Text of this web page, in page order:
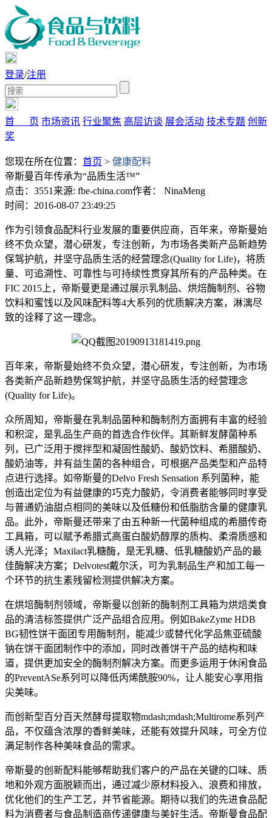
登录/注册
首 页 市场资讯 行业聚焦 高层访谈 展会活动 技术专题 创新
奖
您现在所在位置： 首页 > 健康配料
帝斯曼百年传承为“品质生活™”
点击：3551 来源: fbe-china.com作者： NinaMeng
时间：2016-08-07 23:49:25
作为引领食品配料行业发展的重要供应商，百年来，帝斯曼始
终不负众望，潜心研发，专注创新，为市场各类新产品新趋势
保驾护航，并坚守品质生活的经营理念(Quality for Life)，将质
量、可追溯性、可靠性与可持续性贯穿其所有的产品种类。在
FIC 2015上，帝斯曼更是通过展示乳制品、烘焙酶制剂、谷物
饮料和蜜饯以及风味配料等4大系列的优质解决方案，淋漓尽
致的诠释了这一理念。
百年来，帝斯曼始终不负众望，潜心研发，专注创新，为市场
各类新产品新趋势保驾护航，并坚守品质生活的经营理念
(Quality for Life)。
众所周知，帝斯曼在乳制品菌种和酶制剂方面拥有丰富的经验
和积淀，是乳品生产商的首选合作伙伴。其新鲜发酵菌种系
列，已广泛用于搅拌型和凝固性酸奶、酸奶饮料、希腊酸奶、
酸奶油等，并有益生菌的各种组合，可根据产品类型和产品特
点进行选择。如帝斯曼的Delvo Fresh Sensation 系列菌种，能
创造出定位为有益健康的巧克力酸奶，令消费者能够同时享受
与普通奶油甜点相同的美味以及低糖份和低脂肪含量的健康乳
品。此外，帝斯曼还带来了由五种新一代菌种组成的希腊传奇
工具箱，可以赋予希腊式高蛋白酸奶醇厚的质构、柔滑质感和
诱人光泽；Maxilact乳糖酶，是无乳糖、低乳糖酸奶产品的最
佳酶解决方案；Delvotest戴尔沃，可为乳制品生产和加工每一
个环节的抗生素残留检测提供解决方案。
在烘培酶制剂领域，帝斯曼以创新的酶制剂工具箱为烘焙类食
品的清洁标签提供广泛产品组合应用。例如BakeZyme HDB
BG韧性饼干面团专用酶制剂，能减少或替代化学品焦亚硫酸
钠在饼干面团制作中的添加，同时改善饼干产品的结构和味
道，提供更加安全的酶制剂解决方案。而更多运用于休闲食品
的PreventASe系列可以降低丙烯酰胺90%，让人能安心享用指
尖美味。
而创新型百分百天然酵母提取物mdash;mdash;Multirome系列产
品，不仅蕴含浓厚的香鲜美味，还能有效提升风味，可全方位
满足制作各种美味食品的需求。
帝斯曼的创新配料能够帮助我们客户的产品在关键的口味、质
地和外观方面脱颖而出，通过减少原材料投入、浪费和排放，
优化他们的生产工艺，并节省能源。期待以我们的先进食品配
料为消费者与食品制造商传递健康与美好生活。帝斯曼食品配